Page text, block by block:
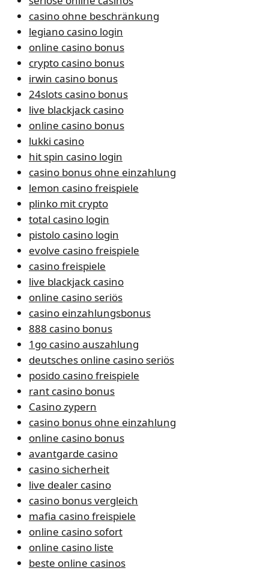
casino ohne beschränkung
legiano casino login
online casino bonus
crypto casino bonus
irwin casino bonus
24slots casino bonus
live blackjack casino
online casino bonus
lukki casino
hit spin casino login
casino bonus ohne einzahlung
lemon casino freispiele
plinko mit crypto
total casino login
pistolo casino login
evolve casino freispiele
casino freispiele
live blackjack casino
online casino seriös
casino einzahlungsbonus
888 casino bonus
1go casino auszahlung
deutsches online casino seriös
posido casino freispiele
rant casino bonus
Casino zypern
casino bonus ohne einzahlung
online casino bonus
avantgarde casino
casino sicherheit
live dealer casino
casino bonus vergleich
mafia casino freispiele
online casino sofort
online casino liste
beste online casinos